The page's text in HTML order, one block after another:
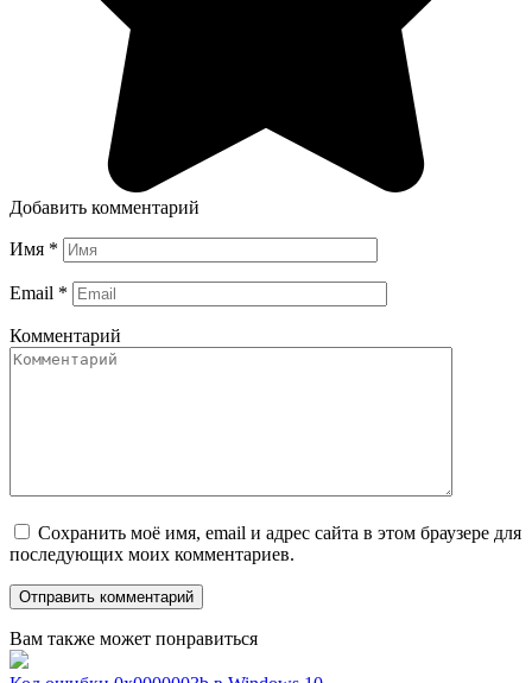
Добавить комментарий
Имя *
Email *
Комментарий
Сохранить моё имя, email и адрес сайта в этом браузере для
последующих моих комментариев.
Вам также может понравиться